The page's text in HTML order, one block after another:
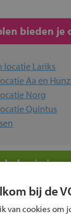
bieden
locatie Lariks
Aa en
Norg
Quintus
in
past bij
bij de
van cookies om